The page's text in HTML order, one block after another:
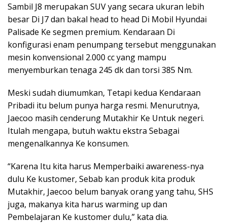
Sambil J8 merupakan SUV yang secara ukuran lebih
besar Di J7 dan bakal head to head Di Mobil Hyundai
Palisade Ke segmen premium. Kendaraan Di
konfigurasi enam penumpang tersebut menggunakan
mesin konvensional 2.000 cc yang mampu
menyemburkan tenaga 245 dk dan torsi 385 Nm.
Meski sudah diumumkan, Tetapi kedua Kendaraan
Pribadi itu belum punya harga resmi. Menurutnya,
Jaecoo masih cenderung Mutakhir Ke Untuk negeri.
Itulah mengapa, butuh waktu ekstra Sebagai
mengenalkannya Ke konsumen.
“Karena Itu kita harus Memperbaiki awareness-nya
dulu Ke kustomer, Sebab kan produk kita produk
Mutakhir, Jaecoo belum banyak orang yang tahu, SHS
juga, makanya kita harus warming up dan
Pembelajaran Ke kustomer dulu,” kata dia.